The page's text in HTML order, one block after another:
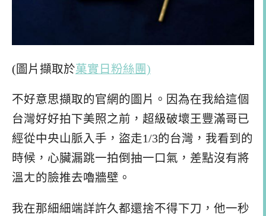
(圖片擷取於菓實日粉絲團)
不好意思擷取的官網的圖片。因為在我給這個
台灣好好拍下美照之前，超級破壞王豐滿哥已
經從中央山脈入手，盜走1/3的台灣，我看到的
時候，心臟漏跳一拍倒抽一口氣，差點沒有將
溫ㄤ的臉推去嚕牆壁。
我在那細細端詳許久都還捨不得下刀，他一秒